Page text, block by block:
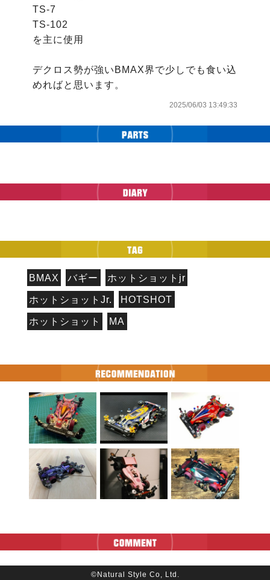
TS-7
TS-102
を主に使用
デクロス勢が強いBMAX界で少しでも食い込
2025/06/03 13:49:33
BMAX バギー ホットショットjr
ホットショットJr. HOTSHOT
ホットショット MA
©Natural Style Co, Ltd.